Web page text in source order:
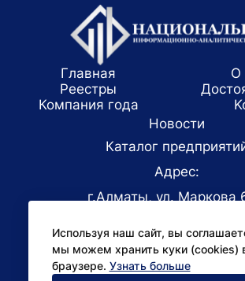
Используя наш сайт, вы
мы можем хранить куки (cookies)
браузере. Узнать больше
Главная
О
Реестры
Компания года
Новости
Каталог
Адрес:
г.Алматы, ул. Маркова
office@niac.kz
Для СМИ: